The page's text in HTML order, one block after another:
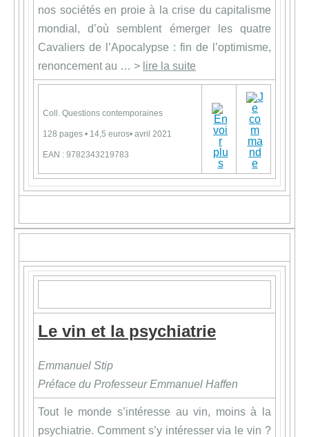
nos sociétés en proie à la crise du capitalisme
mondial, d’où semblent émerger les quatre
Cavaliers de l’Apocalypse : fin de l’optimisme,
renoncement au … > lire la suite
Coll. Questions contemporaines
128 pages • 14,5 euros• avril 2021
EAN : 9782343219783
Le vin et la psychiatrie
Emmanuel Stip
Préface du Professeur Emmanuel Haffen
Tout le monde s’intéresse au vin, moins à la
psychiatrie. Comment s’y intéresser via le vin ?